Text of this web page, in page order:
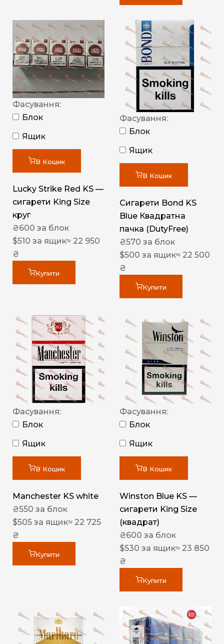
Фасування:
Блок
Ящик
В Кошик
Lucky Strike Red KS —
сигарети King Size
круг
₴600 за блок
$510 за ящик≈ 22 950
₴
Купити
Фасування:
Блок
Ящик
В Кошик
Сигарети Bond KS
Blue Квадратна
пачка (DutyFree)
₴570 за блок
$500 за ящик≈ 22 500
₴
Купити
Фасування:
Блок
Ящик
В Кошик
Manchester KS white
₴550 за блок
$505 за ящик≈ 22 725
₴
Купити
Фасування:
Блок
Ящик
В Кошик
Winston Blue KS —
сигарети King Size
(квадрат)
₴600 за блок
$530 за ящик≈ 23 850
₴
Купити